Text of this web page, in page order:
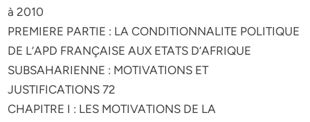
à 2010
PREMIERE PARTIE : LA CONDITIONNALITE POLITIQUE
DE L’APD FRANÇAISE AUX ETATS D’AFRIQUE
SUBSAHARIENNE : MOTIVATIONS ET
JUSTIFICATIONS 72
CHAPITRE I : LES MOTIVATIONS DE LA